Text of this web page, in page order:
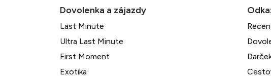
Last Minute
Ultra Last Minute
First Moment
Exotika